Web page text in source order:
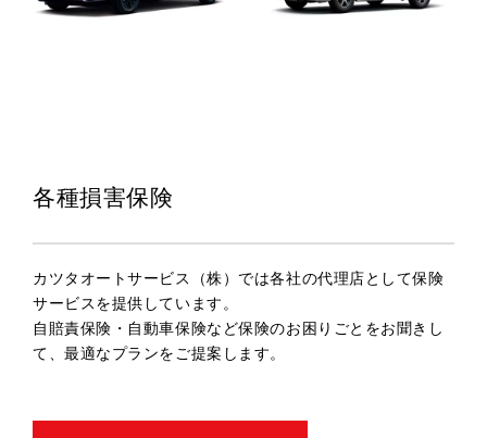
各種損害保険
カツタオートサービス（株）では各社の代理店として保険
サービスを提供しています。
自賠責保険・自動車保険など保険のお困りごとをお聞きし
て、最適なプランをご提案します。